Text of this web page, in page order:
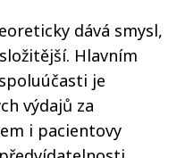
dává smysl,
Hlavním
je
výdajů za
i pacientovy